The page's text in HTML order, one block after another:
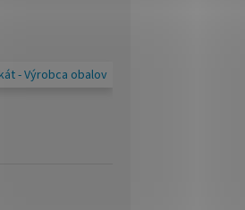
- Výrobca obalov